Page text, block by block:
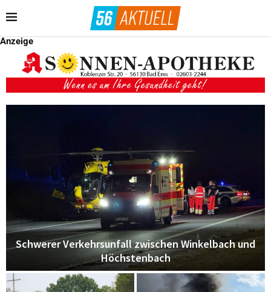
Anzeige
Schwerer Verkehrsunfall zwischen Winkelbach und
Höchstenbach